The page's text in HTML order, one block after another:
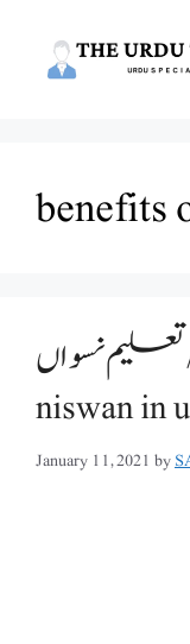
benefits
تعلیم نسواں/essay on taleem e
niswan in
January 11, 2021 by